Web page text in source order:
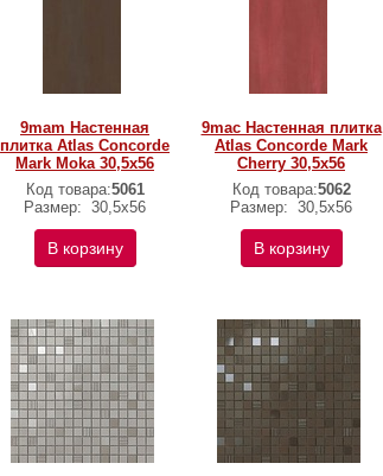
9mam Настенная
плитка Atlas Concorde
Mark Moka 30,5x56
Код товара:5061
Размер: 30,5x56
В корзину
9mac Настенная плитка
Atlas Concorde Mark
Cherry 30,5x56
Код товара:5062
Размер: 30,5x56
В корзину